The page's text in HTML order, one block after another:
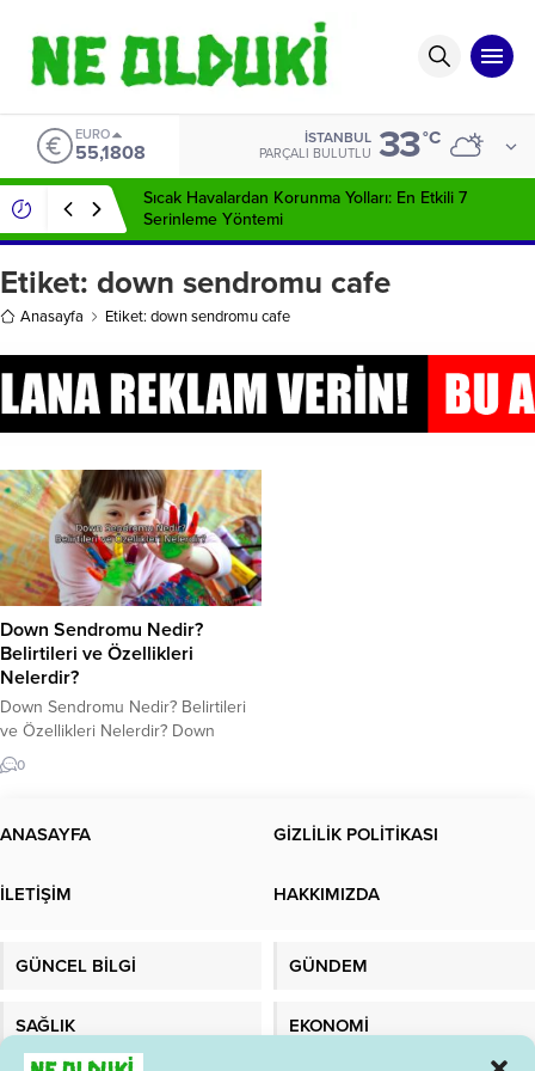
EURO
55,1808
İSTANBUL
PARÇALI BULUTLU 33°C
Sıcak Havalardan Korunma Yolları: En Etkili 7
Serinleme Yöntemi
Etiket: down sendromu cafe
Anasayfa Etiket: down sendromu cafe
Down Sendromu Nedir?
Belirtileri ve Özellikleri
Nelerdir?
Down Sendromu Nedir? Belirtileri
ve Özellikleri Nelerdir? Down
Sendromu Nedir? Down Sendromu,
çoğunlukla kromozom
her yaşta görülen bir genetik
oluşturduğu bir anomaliye bağlı
Down Sendromu, dünya çapında
0
ANASAYFA GİZLİLİK POLİTİKASI
İLETİŞİM HAKKIMIZDA
GÜNCEL BİLGİ GÜNDEM
SAĞLIK EKONOMİ